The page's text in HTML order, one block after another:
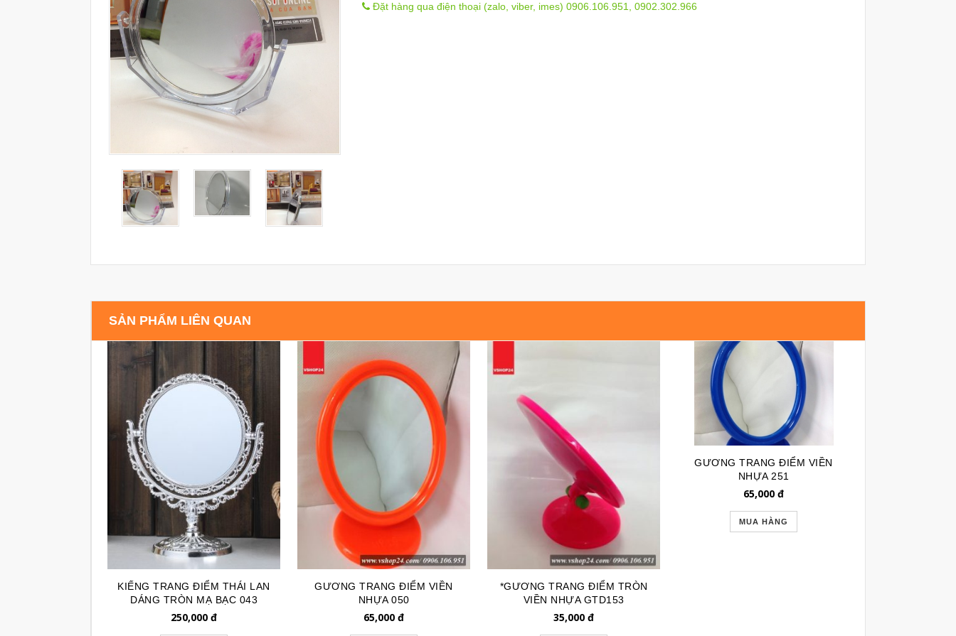
Đặt hàng qua điện thoại (zalo, viber, imes) 0906.106.951, 0902.302.966
SẢN PHẨM LIÊN QUAN
KIẾNG TRANG ĐIỂM THÁI LAN
DÁNG TRÒN MẠ BẠC 043
250,000 đ
GƯƠNG TRANG ĐIỂM VIỀN
NHỰA 050
65,000 đ
*GƯƠNG TRANG ĐIỂM TRÒN
VIỀN NHỰA GTD153
35,000 đ
GƯƠNG TRANG ĐIỂM VIỀN
NHỰA 251
65,000 đ
MUA HÀNG